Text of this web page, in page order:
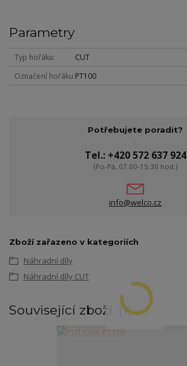
Parametry
Typ hořáku
CUT
Označení hořáku PT100
Potřebujete poradit?
Tel.: +420 572 637 924
(Po-Pá, 07:00-15:30 hod.)
info@welco.cz
Zboží zařazeno v kategoriích
Náhradní díly
Náhradní díly CUT
Související zboží 1